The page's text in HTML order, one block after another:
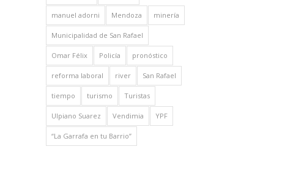
manuel adorni Mendoza minería
Municipalidad de San Rafael
Omar Félix Policía pronóstico
reforma laboral river San Rafael
tiempo turismo Turistas
Ulpiano Suarez Vendimia YPF
“La Garrafa en tu Barrio”